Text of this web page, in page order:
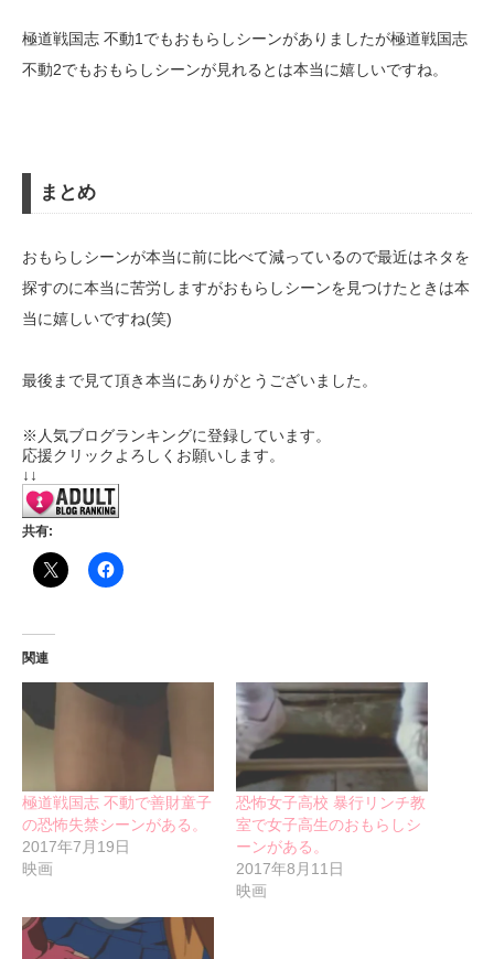
極道戦国志 不動1でもおもらしシーンがありましたが極道戦国志
不動2でもおもらしシーンが見れるとは本当に嬉しいですね。
まとめ
おもらしシーンが本当に前に比べて減っているので最近はネタを
探すのに本当に苦労しますがおもらしシーンを見つけたときは本
当に嬉しいですね(笑)
最後まで見て頂き本当にありがとうございました。
※人気ブログランキングに登録しています。
応援クリックよろしくお願いします。
↓↓
共有:
関連
極道戦国志 不動で善財童子
の恐怖失禁シーンがある。
2017年7月19日
映画
恐怖女子高校 暴行リンチ教
室で女子高生のおもらしシ
ーンがある。
2017年8月11日
映画